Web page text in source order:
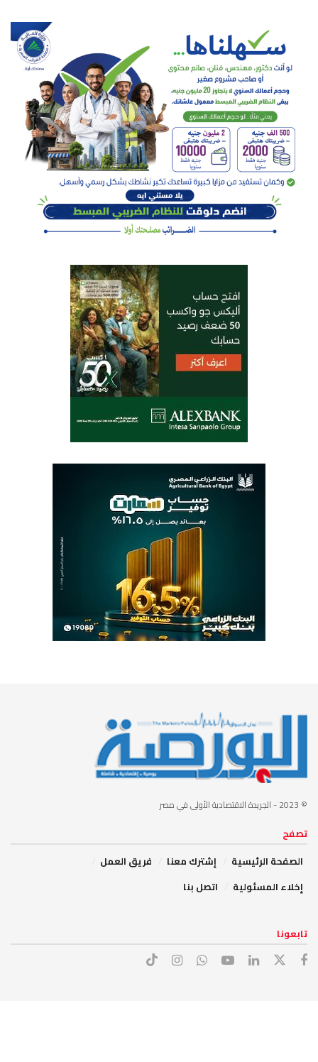
© 2023 - الجريدة الاقتصادية الأولى في مصر
تصفح
الصفحة الرئيسية
إشترك معنا
فريق العمل
إخلاء المسئولية
اتصل بنا
تابعونا